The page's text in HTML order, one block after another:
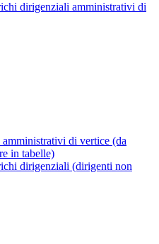
dirigenziali amministrativi di
di vertice (da
in tabelle)
dirigenziali (dirigenti non